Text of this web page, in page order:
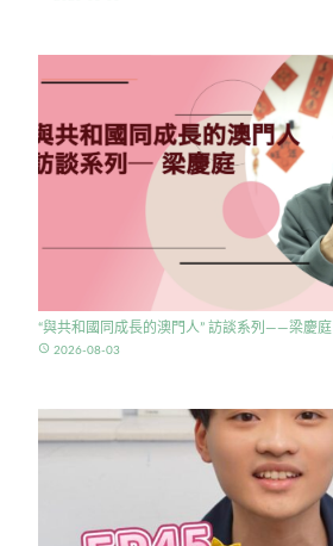
“與共和國同成長的澳門人” 訪談系列——梁慶庭
access_time 2026-08-03